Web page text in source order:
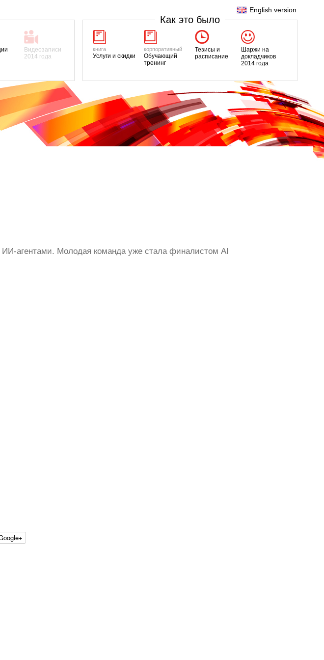
English version
Видеозаписи
2014 года
Как это было
книга
Услуги и скидки
корпоративный
Обучающий
тренинг
Тезисы и
расписание
Шаржи на
докладчиков
2014 года
агентами. Молодая команда уже стала финалистом AI